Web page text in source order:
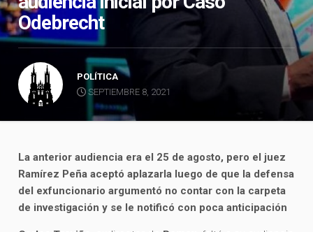
Odebrecht
POLÍTICA
SEPTIEMBRE 8, 2021
La anterior audiencia era el 25 de agosto, pero el juez
Ramírez Peña aceptó aplazarla luego de que la defensa
del exfuncionario argumentó no contar con la carpeta
de investigación y se le notificó con poca anticipación